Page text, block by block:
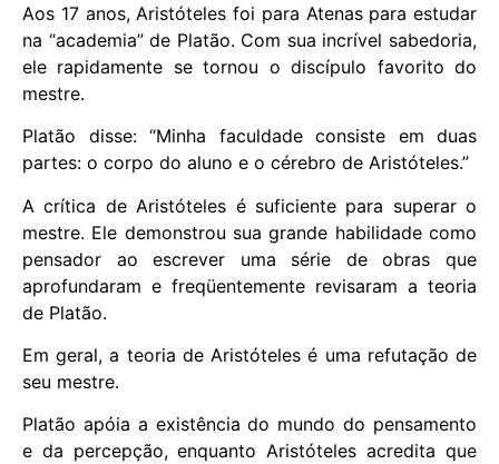
Aos 17 anos, Aristóteles foi para Atenas para estudar
na “academia” de Platão. Com sua incrível sabedoria,
ele rapidamente se tornou o discípulo favorito do
mestre.
Platão disse: “Minha faculdade consiste em duas
partes: o corpo do aluno e o cérebro de Aristóteles.”
A crítica de Aristóteles é suficiente para superar o
mestre. Ele demonstrou sua grande habilidade como
pensador ao escrever uma série de obras que
aprofundaram e freqüentemente revisaram a teoria
de Platão.
Em geral, a teoria de Aristóteles é uma refutação de
seu mestre.
Platão apóia a existência do mundo do pensamento
e da percepção, enquanto Aristóteles acredita que